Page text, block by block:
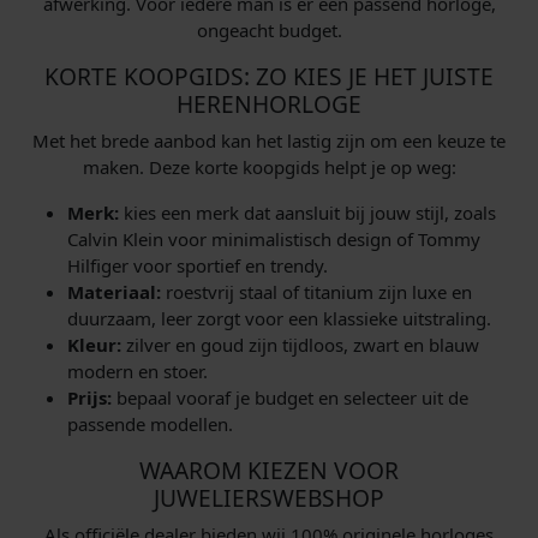
ongeacht budget.
KORTE KOOPGIDS: ZO KIES JE HET JUISTE
HERENHORLOGE
Met het brede aanbod kan het lastig zijn om een keuze te
maken. Deze korte koopgids helpt je op weg:
Merk: kies een merk dat aansluit bij jouw stijl, zoals
Calvin Klein voor minimalistisch design of Tommy
Hilfiger voor sportief en trendy.
Materiaal: roestvrij staal of titanium zijn luxe en
duurzaam, leer zorgt voor een klassieke uitstraling.
Kleur: zilver en goud zijn tijdloos, zwart en blauw
modern en stoer.
Prijs: bepaal vooraf je budget en selecteer uit de
passende modellen.
WAAROM KIEZEN VOOR
JUWELIERSWEBSHOP